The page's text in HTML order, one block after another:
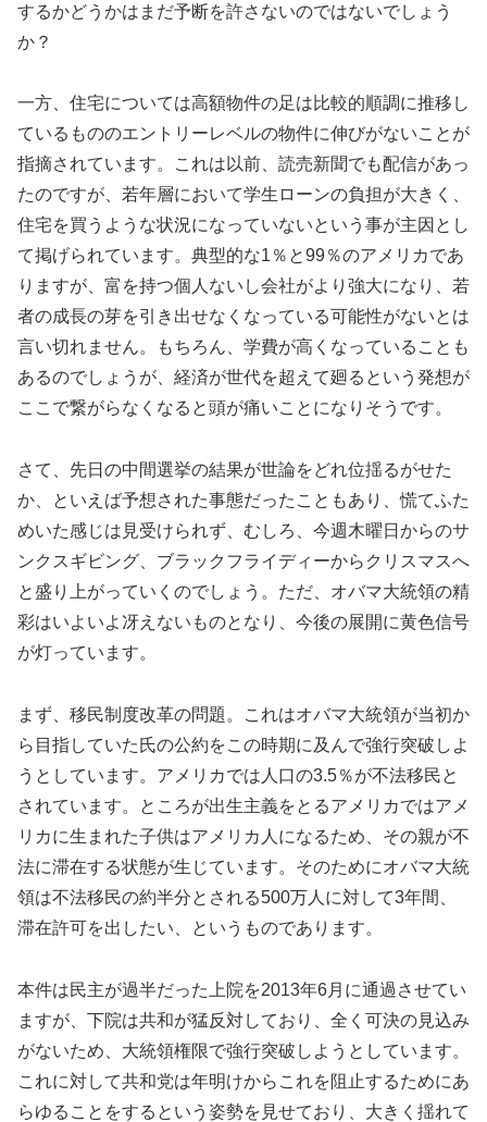
するかどうかはまだ予断を許さないのではないでしょう
か？
一方、住宅については高額物件の足は比較的順調に推移し
ているもののエントリーレベルの物件に伸びがないことが
指摘されています。これは以前、読売新聞でも配信があっ
たのですが、若年層において学生ローンの負担が大きく、
住宅を買うような状況になっていないという事が主因とし
て掲げられています。典型的な1％と99％のアメリカであ
りますが、富を持つ個人ないし会社がより強大になり、若
者の成長の芽を引き出せなくなっている可能性がないとは
言い切れません。もちろん、学費が高くなっていることも
あるのでしょうが、経済が世代を超えて廻るという発想が
ここで繋がらなくなると頭が痛いことになりそうです。
さて、先日の中間選挙の結果が世論をどれ位揺るがせた
か、といえば予想された事態だったこともあり、慌てふた
めいた感じは見受けられず、むしろ、今週木曜日からのサ
ンクスギビング、ブラックフライディーからクリスマスへ
と盛り上がっていくのでしょう。ただ、オバマ大統領の精
彩はいよいよ冴えないものとなり、今後の展開に黄色信号
が灯っています。
まず、移民制度改革の問題。これはオバマ大統領が当初か
ら目指していた氏の公約をこの時期に及んで強行突破しよ
うとしています。アメリカでは人口の3.5％が不法移民と
されています。ところが出生主義をとるアメリカではアメ
リカに生まれた子供はアメリカ人になるため、その親が不
法に滞在する状態が生じています。そのためにオバマ大統
領は不法移民の約半分とされる500万人に対して3年間、
滞在許可を出したい、というものであります。
本件は民主が過半だった上院を2013年6月に通過させてい
ますが、下院は共和が猛反対しており、全く可決の見込み
がないため、大統領権限で強行突破しようとしています。
これに対して共和党は年明けからこれを阻止するためにあ
らゆることをするという姿勢を見せており、大きく揺れて